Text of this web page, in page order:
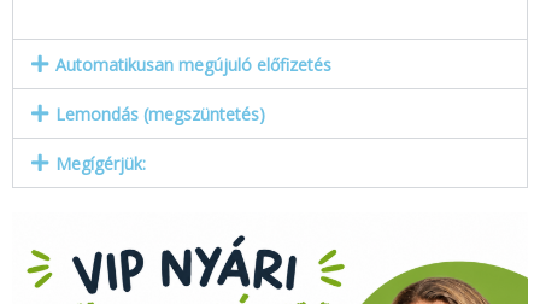
Automatikusan megújuló előfizetés
Lemondás (megszüntetés)
Megígérjük: